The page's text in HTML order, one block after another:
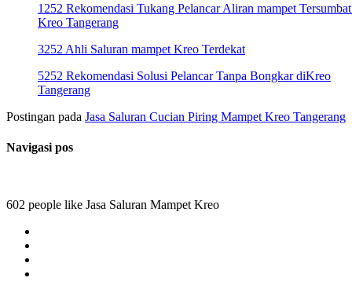
1252 Rekomendasi Tukang Pelancar Aliran mampet
Kreo Tangerang
3252 Ahli Saluran mampet Kreo Terdekat
5252 Rekomendasi Solusi Pelancar Tanpa Bongkar diKreo
Tangerang
Postingan pada Jasa Saluran Cucian Piring Mampet Kreo Tangerang
Navigasi pos
602 people like Jasa Saluran Mampet Kreo